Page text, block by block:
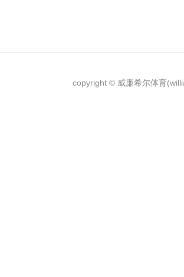
copyright © 威廉希尔体育